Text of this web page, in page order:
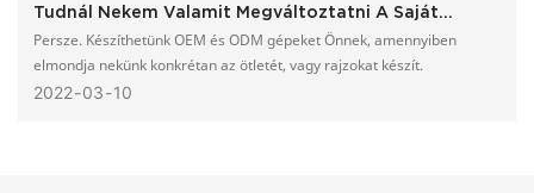
Tudnál Nekem Valamit Megváltoztatni A Saját
Tervemhez?
Persze. Készíthetünk OEM és ODM gépeket Önnek, amennyiben
elmondja nekünk konkrétan az ötletét, vagy rajzokat készít.
2022 03 10